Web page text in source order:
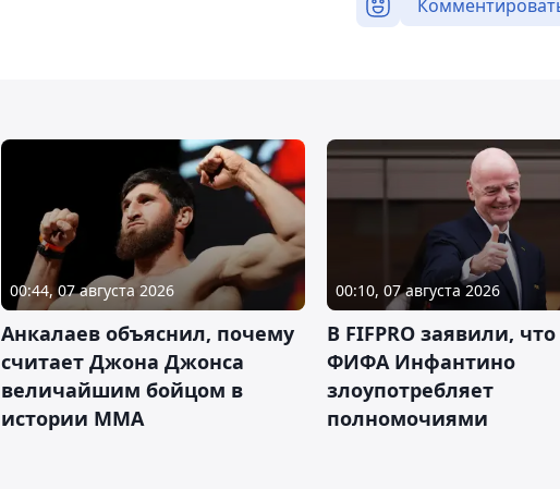
00:44, 07 августа 2026
Анкалаев объяснил, почему
считает Джона Джонса
величайшим бойцом в
истории ММА
00:10, 07 августа 2026
В FIFPRO заявили,
ФИФА Инфантино
злоупотребляет
полномочиями